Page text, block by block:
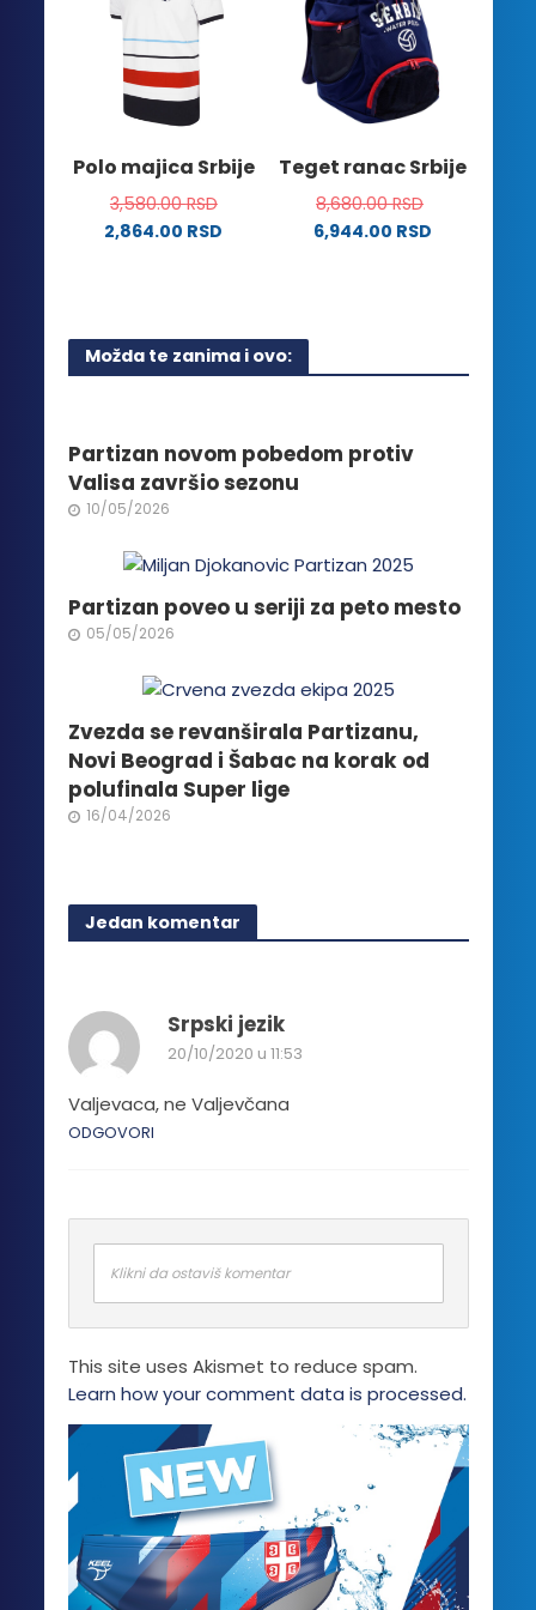
varijanti.
Opcije
mogu
biti
izabrane
stranici
proizvoda.
Opcije
mogu
biti
izabrane
na
proizvoda.
Polo majica Srbije
3,580.00RSD
2,864.00 RSD
više
varijanti.
biti
izabrane
na
proizvoda.
Teget ranac Srbije
8,680.00RSD
6,944.00 RSD
Možda te zanima i ovo:
Partizan novom pobedom protiv
Valisa završio sezonu
10/05/2026
Partizan poveo u seriji za peto mesto
05/05/2026
Zvezda se revanširala Partizanu,
Novi Beograd i Šabac na korak od
polufinala Super lige
16/04/2026
Jedan komentar
Srpski jezik
20/10/2020 u 11:53
Valjevaca, ne Valjevčana
ODGOVORI
Klikni da ostaviš komentar
This site uses Akismet to reduce spam.
Learn how your comment data is processed.